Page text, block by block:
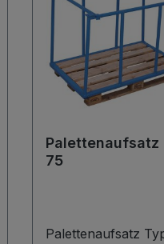
Palettenaufsatz
75
Palettenaufsatz